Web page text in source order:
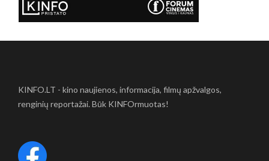
KINFO.LT - kino naujienos, informacija, filmų apžvalgos,
renginių reportažai. Būk KINFOrmuotas!